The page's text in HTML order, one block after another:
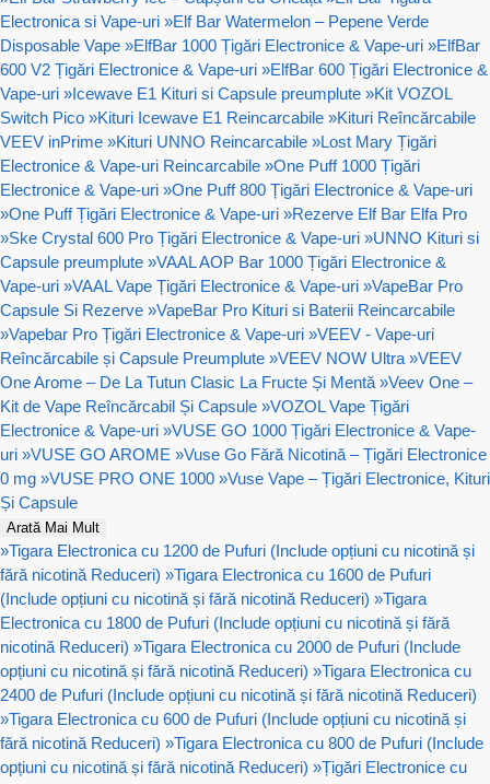
Electronica si Vape-uri »Elf Bar Watermelon – Pepene Verde
Disposable Vape »ElfBar 1000 Țigări Electronice & Vape-uri »ElfBar
600 V2 Țigări Electronice & Vape-uri »ElfBar 600 Țigări Electronice &
Vape-uri »Icewave E1 Kituri si Capsule preumplute »Kit VOZOL
Switch Pico »Kituri Icewave E1 Reincarcabile »Kituri Reîncărcabile
VEEV inPrime »Kituri UNNO Reincarcabile »Lost Mary Țigări
Electronice & Vape-uri Reincarcabile »One Puff 1000 Țigări
Electronice & Vape-uri »One Puff 800 Țigări Electronice & Vape-uri
»One Puff Țigări Electronice & Vape-uri »Rezerve Elf Bar Elfa Pro
»Ske Crystal 600 Pro Țigări Electronice & Vape-uri »UNNO Kituri si
Capsule preumplute »VAAL AOP Bar 1000 Țigări Electronice &
Vape-uri »VAAL Vape Țigări Electronice & Vape-uri »VapeBar Pro
Capsule Si Rezerve »VapeBar Pro Kituri si Baterii Reincarcabile
»Vapebar Pro Țigări Electronice & Vape-uri »VEEV - Vape-uri
Reîncărcabile și Capsule Preumplute »VEEV NOW Ultra »VEEV
One Arome – De La Tutun Clasic La Fructe Și Mentă »Veev One –
Kit de Vape Reîncărcabil Și Capsule »VOZOL Vape Țigări
Electronice & Vape-uri »VUSE GO 1000 Țigări Electronice & Vape-
uri »VUSE GO AROME »Vuse Go Fără Nicotină – Țigări Electronice
0 mg »VUSE PRO ONE 1000 »Vuse Vape – Țigări Electronice, Kituri
Și Capsule
Arată Mai Mult
»Tigara Electronica cu 1200 de Pufuri (Include opțiuni cu nicotină și
fără nicotină Reduceri) »Tigara Electronica cu 1600 de Pufuri
(Include opțiuni cu nicotină și fără nicotină Reduceri) »Tigara
Electronica cu 1800 de Pufuri (Include opțiuni cu nicotină și fără
nicotină Reduceri) »Tigara Electronica cu 2000 de Pufuri (Include
opțiuni cu nicotină și fără nicotină Reduceri) »Tigara Electronica cu
2400 de Pufuri (Include opțiuni cu nicotină și fără nicotină Reduceri)
»Tigara Electronica cu 600 de Pufuri (Include opțiuni cu nicotină și
fără nicotină Reduceri) »Tigara Electronica cu 800 de Pufuri (Include
opțiuni cu nicotină și fără nicotină Reduceri) »Țigări Electronice cu